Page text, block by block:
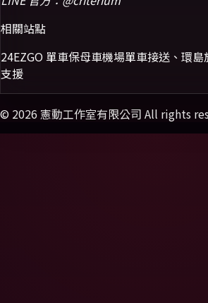
相關站點
24EZGO 單車保母車機場單車接送、環島
支援
© 2026 憲動工作室有限公司 All rights